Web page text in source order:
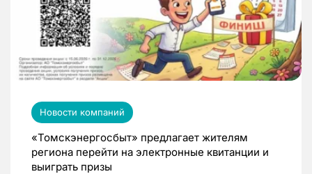
Новости компаний
«Томскэнергосбыт» предлагает жителям
региона перейти на электронные квитанции и
выиграть призы